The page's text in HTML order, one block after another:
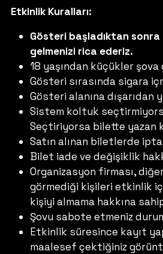
Etkinlik Kuralları:
Gösteri başladıktan sonra
gelmenizi rica ederiz.
18 yaşından küçükler şova
Gösteri sırasında sigara
Gösteri alanına dışarıdan
Sistem koltuk
Seçtiriyorsa bilette yazan
Satın alınan biletlerde
Bilet iade ve değişiklik
Organizasyon firması,
görmediği kişileri etkinlik
kişiyi almama hakkına
Şovu sabote etmeniz
Etkinlik süresince kayıt
maalesef çektiğiniz